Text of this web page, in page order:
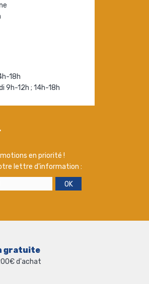
18h
9h-12h ; 14h-18h
en priorité !
lettre d'information :
OK
gratuite
d'achat